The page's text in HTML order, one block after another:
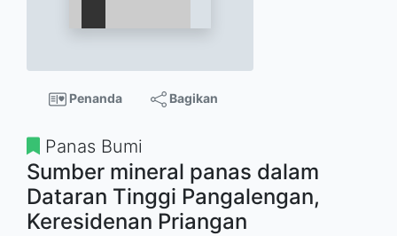
Penanda Bagikan
Panas Bumi
Sumber mineral panas dalam
Dataran Tinggi Pangalengan,
Keresidenan Priangan